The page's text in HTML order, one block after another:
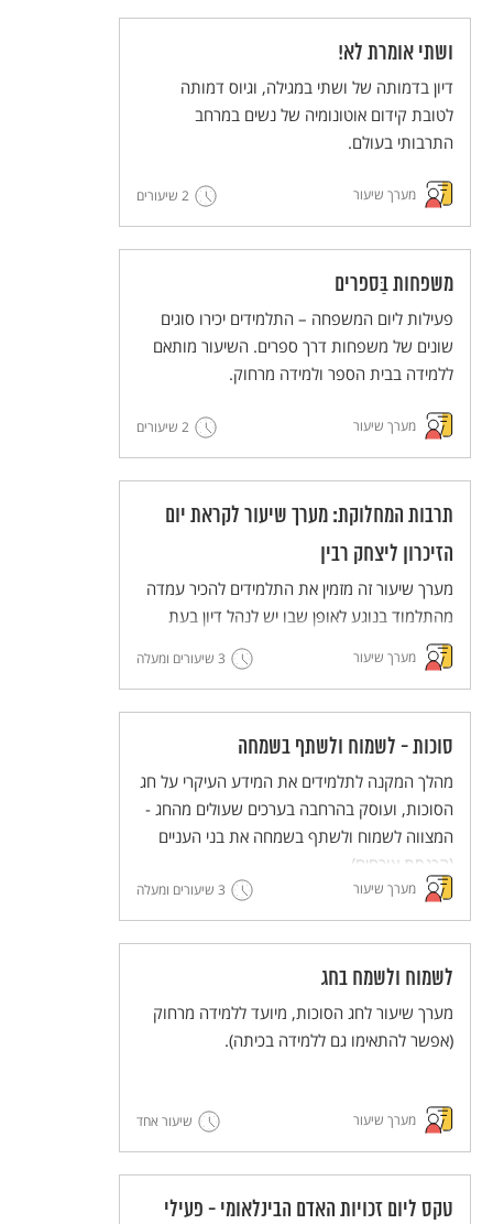
ושתי אומרת לא!
דיון בדמותה של ושתי במגילה, וגיוס דמותה
לטובת קידום אוטונומיה של נשים במרחב
התרבותי בעולם.
מערך שיעור 2 שיעורים
משפחות בַּספרים
פעילות ליום המשפחה – התלמידים יכירו סוגים
שונים של משפחות דרך ספרים. השיעור מותאם
ללמידה בבית הספר ולמידה מרחוק.
מערך שיעור 2 שיעורים
תרבות המחלוקת: מערך שיעור לקראת יום
הזיכרון ליצחק רבין
מערך שיעור זה מזמין את התלמידים להכיר עמדה
מהתלמוד בנוגע לאופן שבו יש לנהל דיון בעת
מחלוקת, ולנסות ליישם את הדרך המוצעת
בתלמוד (דרך בית הלל) בדיונים שהם מנהלים.
מערך שיעור 3 שיעורים ומעלה
סוכות - לשמוח ולשתף בשמחה
מהלך המקנה לתלמידים את המידע העיקרי על חג
הסוכות, ועוסק בהרחבה בערכים שעולים מהחג -
המצווה לשמוח ולשתף בשמחה את בני העניים
(הכנסת אורחים).
מערך שיעור 3 שיעורים ומעלה
לשמוח ולשמח בחג
מערך שיעור לחג הסוכות, מיועד ללמידה מרחוק
(אפשר להתאימו גם ללמידה בכיתה).
מערך שיעור שיעור אחד
טקס ליום זכויות האדם הבינלאומי - פעילי